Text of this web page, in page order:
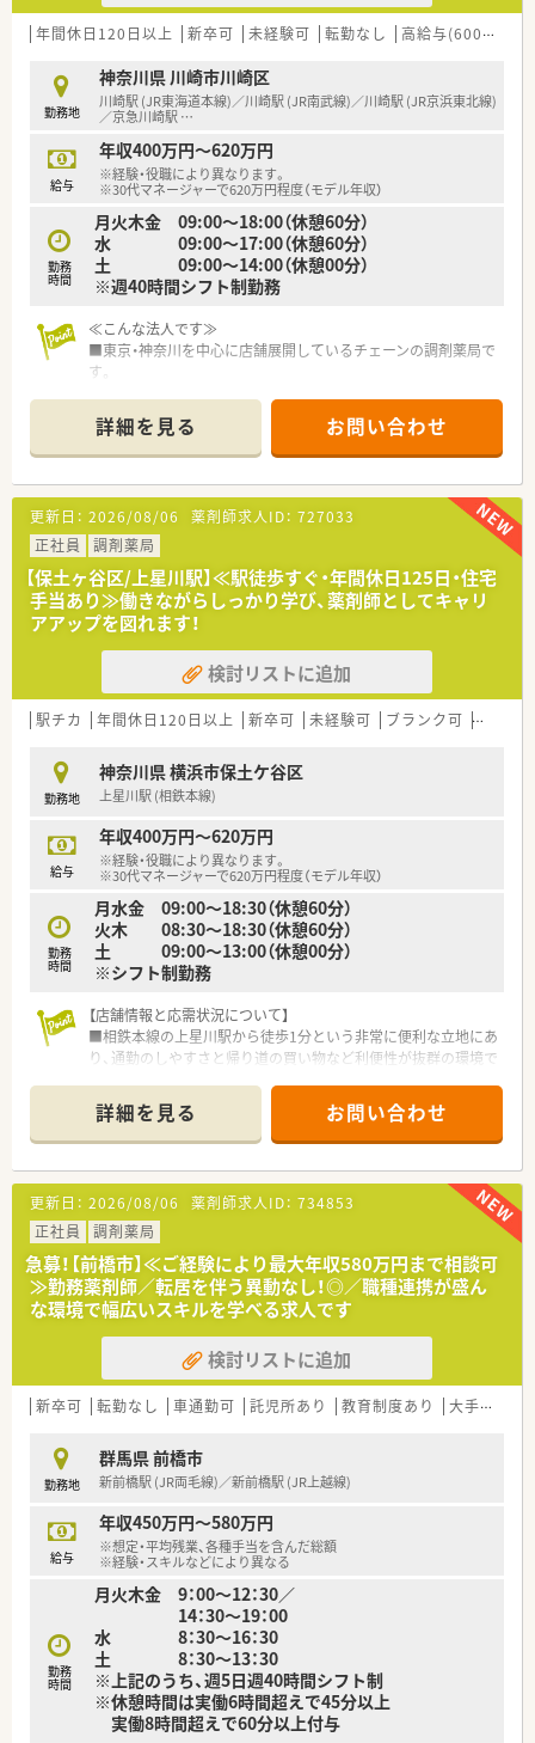
■近年は在宅に関わりたいというお気持ちがある方が中心に新
卒入社されています。
■有休も取得しやすい環境で、メリハリ勤務が叶います。
≪在宅について≫
■現在、約1,000名の在宅の患者様を通して、地域医療への貢献
を目指しています。
■在宅件数の内訳は、居宅6割、施設4割となっています。
■在宅専任薬剤師がチーム一丸となって患者様の在宅生活を支
えています。
■毎朝行うミーティングで、スタッフ全員が患者様の状態を把握
しています。
■訪問する薬剤師が変わると、見方も変わるのでより厚みのある
■わからないことを聞いたり、先輩からアドバイスをもらったり
できる環境が整っているので、
在宅に慣れていない新人薬剤師も働き易い環境です。
■4店舗にクリーンベンチを導入しており、無菌調剤処方箋にも
対応しています。
■施設在宅では往診同行にも対応しております。
■訪問先でも薬歴を確認できる機材（iPad）を使い、往診同行を行
っています。
■即座に情報を確認することができるので、医師とより迅速に薬
についての検討を行うことができます。
■多職種連携の推進として、地域のケアマネジャー向けに定期的
に勉強会を開催しています。
≪教育制度について≫
■最新の薬学に関する情報に触れてもらいたいという思いから、
学会参加費は会社が補助。
■学会参加時の登録費、交通費、宿泊費を全額負担します（条件
あり）
■社内でのOJT研修は勿論、社外でのOFF-JT研修もご用意あり
います
■店舗単位での計画的な勉強会の実施で、知識をより深めること
ができます。
■緩和薬物療法認定薬剤師が在籍されており、勉強会を開催して
おります
■専門資格を取得されたい方にもバックアアップあり
さいます。
■在宅に携わってみたいけど未経験だし…とお悩み中の方も安
心いただけます。
■転居を伴う異動はないため、神奈川エリアで長く働きたい方
■地域支援、高齢者福祉に興味のある方大歓迎
■在宅のご経験をしっかり積まれたい方や、在宅未経験でも今後
チャレンジされたい方もオススメです
年間休日120日以上 新卒可 未経験可 転勤なし 高給与(600万円以上)
勤務地
神奈川県 川崎市川崎区
川崎駅 (JR東海道本線)／川崎駅 (JR南武線)／川崎駅 (JR京浜東北線)
／京急川崎駅 …
給与
年収400万円～620万円
※経験・役職により異なります。
※30代マネージャーで620万円程度（モデル年収）
勤務
時間
月火木金 09:00～18:00（休憩60分）
水 09:00～17:00（休憩60分）
土 09:00～14:00（休憩00分）
※週40時間シフト制勤務
≪こんな法人です≫
■東京・神奈川を中心に店舗展開しているチェーンの調剤薬局で
す。
ト展開）。
■女性が長く働ける環境が整っており、産休育休取得後に時短制
度での復帰が可能です。
■採用担当者も休暇取得し復帰されています！子育てに理解のあ
る社風が自慢です！
■男性の育児休暇取得実績もございます。
■薬剤師としての研修はもちろん、英会話教室など多種の教育制
度あり！
■会社として在宅医療に注力しています。
■老人施設での医師の回診同行の他、個人宅の居宅療養を行って
います。
■会社として残業を少なくする取り組みをしているため、ワーク
ライフバランスが取りやすい企業です。
■薬剤師以外にも本社系などのキャリアパスもございます。
詳細を見る お問い合わせ
更新日： 2026/08/06 薬剤師求人ID： 727033
正社員
調剤薬局
【保土ヶ谷区/上星川駅】≪駅徒歩すぐ・年間休日125日・住宅
手当あり≫働きながらしっかり学び、薬剤師としてキャリ
アアップを図れます！
検討リストに追加
駅チカ 年間休日120日以上 新卒可 未経験可 ブランク可 転勤な
勤務地
神奈川県 横浜市保土ケ谷区
上星川駅 (相鉄本線)
給与
年収400万円～620万円
※経験・役職により異なります。
※30代マネージャーで620万円程度（モデル年収）
勤務
時間
月水金 09:00～18:30（休憩60分）
火木 08:30～18:30（休憩60分）
土 09:00～13:00（休憩00分）
※シフト制勤務
【店舗情報と応需状況について】
■相鉄本線の上星川駅から徒歩1分という非常に便利な立地にあ
り、通勤のしやすさと帰り道の買い物など利便性が抜群の環境で
■応需科目は内科、精神科、皮膚科、歯科など多岐にわたり、1日
あたり50枚から60枚の処方箋を安定して受け付けています。
■人員体制は正社員2名にパート薬剤師4名、さらに事務員2名を
加えた計8名で、手厚い協力体制のもと日々の業務に励んでいま
す。
【法人特徴について】
■東京と神奈川の首都圏に限定したドミナント展開を徹底して
おり、地域住民に「みなさまの薬局」として親しまれる存在です。
■介護保険制度が始まる前の1994年から在宅医療を開始したパ
イオニアであり、現在も月間3000件の訪問実績を誇ります。
■「会社は全従業員で創る」という理念のもと現場の意見を重視
しており、風通しの良い組織文化が醸成されているのが特徴で
す。
■月単位の変形労働時間制を導入しており、週平均40時間勤務
の中で1日の労働時間を5時間から9時間の間で調整しています。
■残業時間は全社平均で月7時間程度と非常に少なく、1分単位
で手当が支給されるため、サービス残業の心配も一切ございませ
ん。
■有給休暇は入社3ヶ月後から付与され、店舗間の応援体制が整
っているため取得率も高く、長期連休の相談も柔軟に対応可能で
す。
【やりがい/おすすめポイント】
■在宅医療の先駆者としてのノウハウを学べるため、これからの
薬局業界で求められる「かかりつけ」としての実力が身につきま
す。
■産休・育休の取得実績が豊富で、男性社員の育児休暇取得も進
詳細を見る お問い合わせ
更新日： 2026/08/06 薬剤師求人ID： 734853
正社員
調剤薬局
急募！【前橋市】≪ご経験により最大年収580万円まで相談可
≫勤務薬剤師／転居を伴う異動なし！◎／職種連携が盛ん
な環境で幅広いスキルを学べる求人です
検討リストに追加
新卒可 転勤なし 車通勤可 託児所あり 教育制度あり 大手チェーン以外
勤務地
群馬県 前橋市
新前橋駅 (JR両毛線)／新前橋駅 (JR上越線)
給与
年収450万円～580万円
※想定・平均残業、各種手当を含んだ総額
※経験・スキルなどにより異なる
勤務
時間
月火木金 9：00～12：30／
14：30～19：00
水 8：30～16：30
土 8：30～13：30
※上記のうち、週5日週40時間シフト制
※休憩時間は実働6時間超えで45分以上
実働8時間超えで60分以上付与